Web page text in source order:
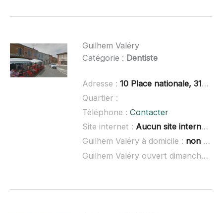
Guilhem Valéry
Catégorie : Dentiste
Adresse : 10 Place nationale, 31470 Saint-Lys
Quartier :
Téléphone : Contacter
Site internet : Aucun site internet connu
Guilhem Valéry à domicile : non renseigné
Guilhem Valéry ouvert dimanche :